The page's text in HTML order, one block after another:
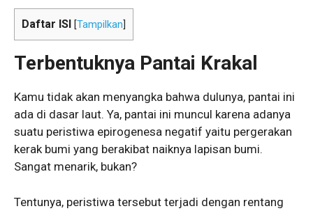
Daftar ISI [Tampilkan
Terbentuknya Pantai Krakal
Kamu tidak akan menyangka bahwa dulunya, pantai ini
ada di dasar laut. Ya, pantai ini muncul karena adanya
suatu peristiwa epirogenesa negatif yaitu pergerakan
kerak bumi yang berakibat naiknya lapisan bumi.
Sangat menarik, bukan?
Tentunya, peristiwa tersebut terjadi dengan rentang